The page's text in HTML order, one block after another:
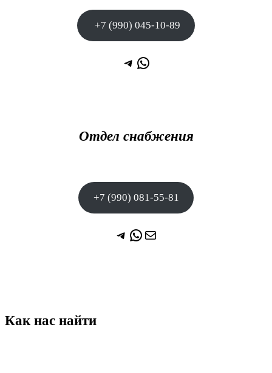
+7 (990) 045-10-89
Telegram WhatsApp
Отдел снабжения
+7 (990) 081-55-81
Telegram WhatsApp Почта
Как нас найти